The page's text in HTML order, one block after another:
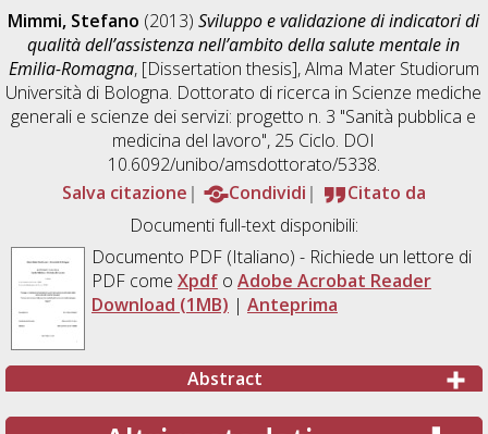
Mimmi, Stefano (2013)Sviluppo e validazione di indicatori di
qualità dell’assistenza nell’ambito della salute mentale in
Emilia-Romagna, [Dissertation thesis], Alma Mater Studiorum
Università di Bologna. Dottorato di ricerca in Scienze mediche
generali e scienze dei servizi: progetto n. 3 "Sanità pubblica e
medicina del lavoro", 25 Ciclo. DOI
10.6092/unibo/amsdottorato/5338.
Salva citazione
Condividi
Citato da
Documenti full-text disponibili:
Documento PDF(Italiano) - Richiede un lettore di
PDF come Xpdfo Adobe Acrobat Reader
Download (1MB) | Anteprima
Abstract